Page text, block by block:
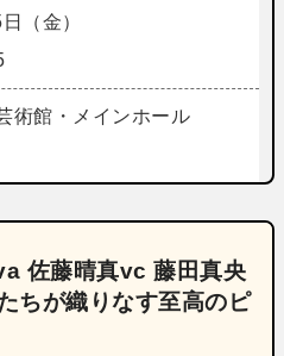
（金）
術館・メインホール
佐藤晴真vc 藤田真央
ちが織りなす至高のピ